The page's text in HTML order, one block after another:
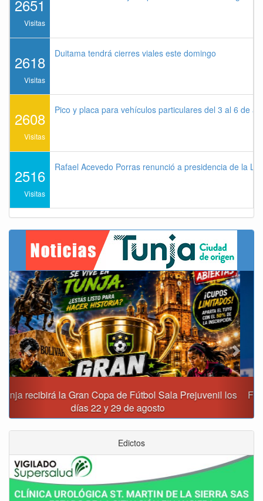
2651
Visitas
2618
Visitas
Duitama tendrá cierres viales este domingo
2608
Visitas
Pico y placa para vehículos particulares del 3 al 6 de
2516
Visitas
Rafael Acevedo Porras renunció a presidencia de la
Fiscalía destapa presunta red de corrupción que habría
movido $3,1 billones en regalías
Previous Next
Edictos